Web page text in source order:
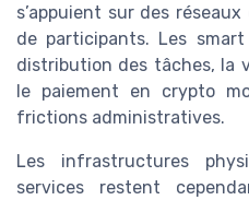
s’appuient sur des
de participants. Les
distribution des tâches, la
le paiement en crypto
frictions administratives.
Les infrastructures
services restent